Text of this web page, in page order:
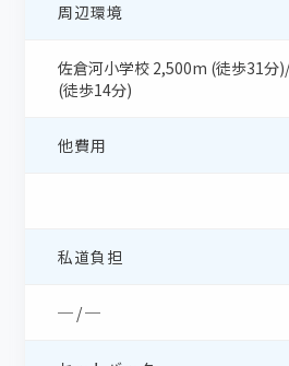
周辺環境
佐倉河小学校 2,500m (徒歩31分
(徒歩14分)
他費用
私道負担
─ / ─